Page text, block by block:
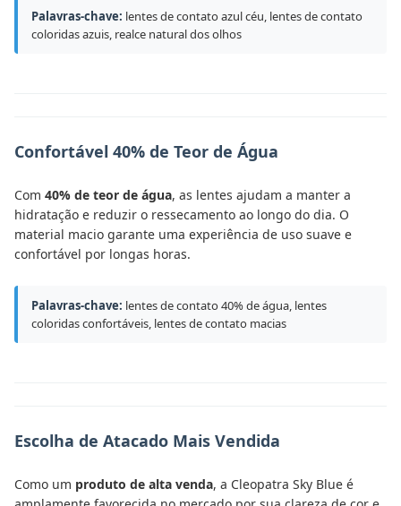
Palavras-chave: lentes de contato azul céu, lentes de contato
coloridas azuis, realce natural dos olhos
Confortável 40% de Teor de Água
Com 40% de teor de água, as lentes ajudam a manter a
hidratação e reduzir o ressecamento ao longo do dia. O
material macio garante uma experiência de uso suave e
confortável por longas horas.
Palavras-chave: lentes de contato 40% de água, lentes
coloridas confortáveis, lentes de contato macias
Escolha de Atacado Mais Vendida
Como um produto de alta venda, a Cleopatra Sky Blue é